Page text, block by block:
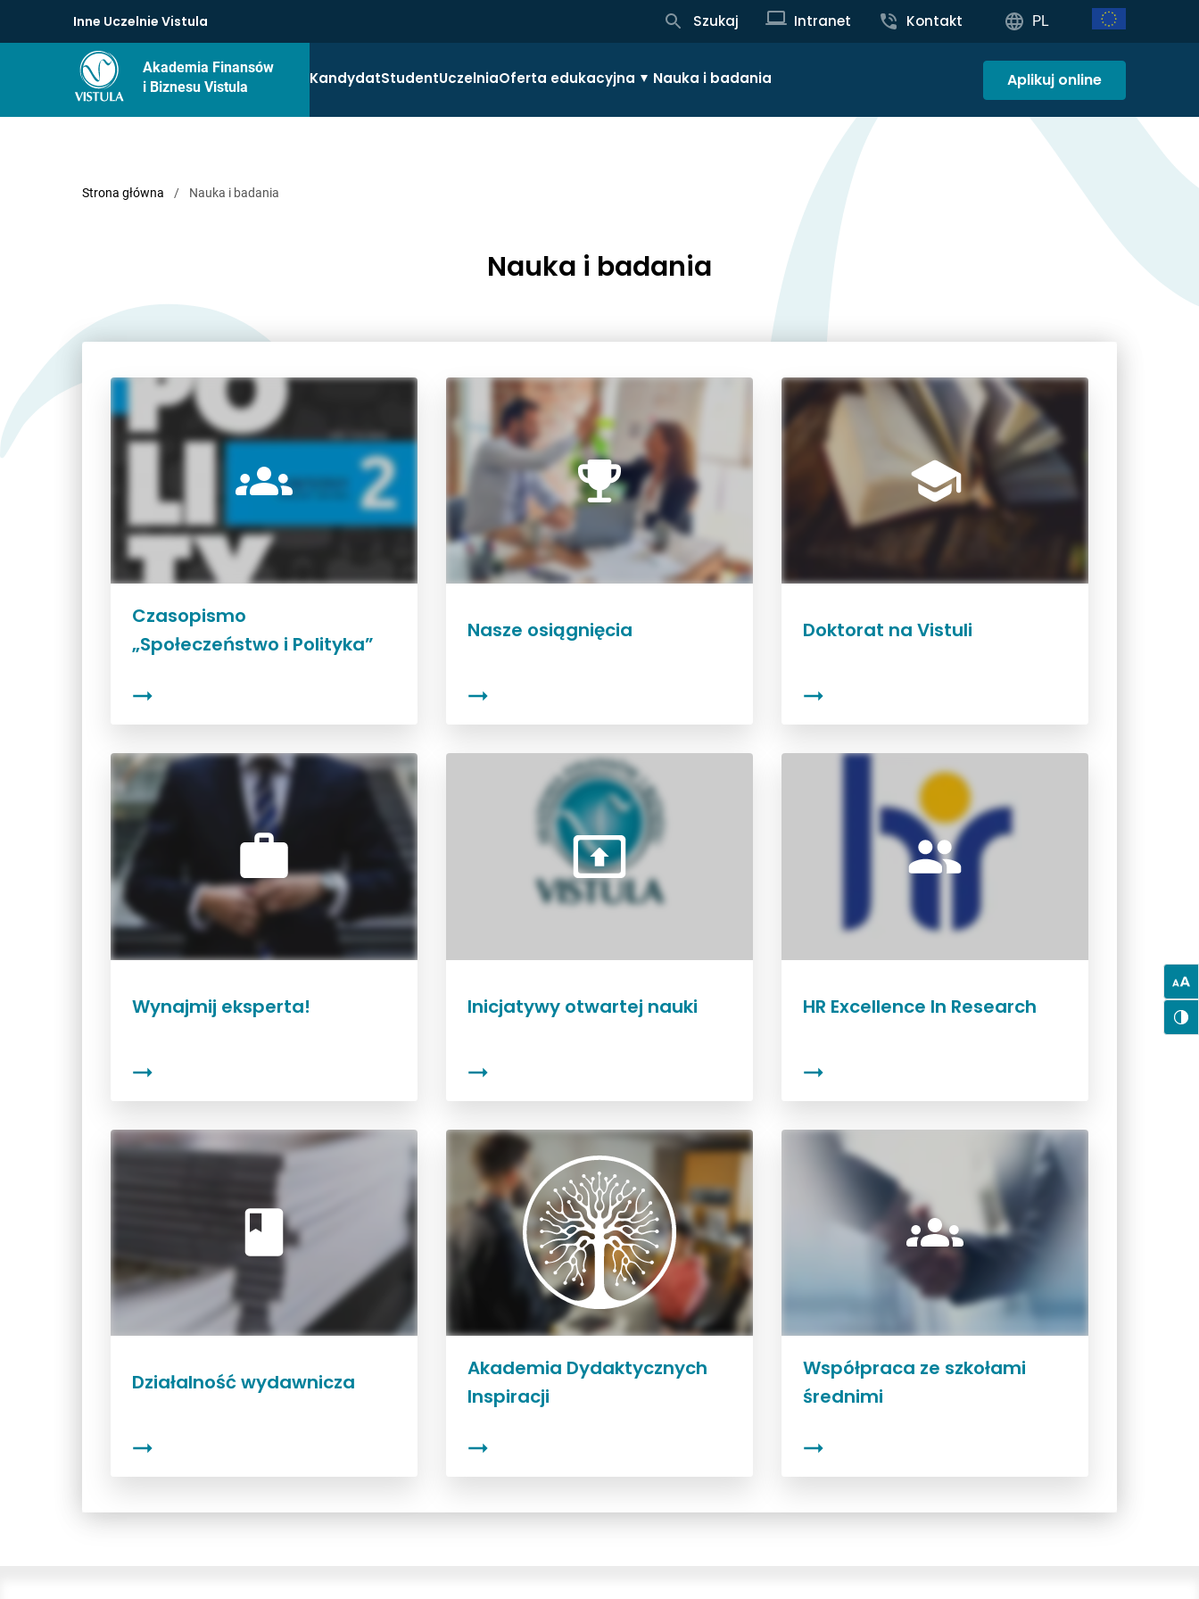
Inne Uczelnie Vistula Szukaj Intranet Kontakt PL
Akademia Finansów
i Biznesu Vistula
KandydatStudentUczelniaOferta edukacyjna Nauka i badania Aplikuj online
Strona główna / Nauka i badania
Nauka i badania
Czasopismo
„Społeczeństwo i Polityka”
Nasze osiągnięcia Doktorat na Vistuli
Wynajmij eksperta! Inicjatywy otwartej nauki HR Excellence In Research
Działalność wydawnicza
Akademia Dydaktycznych
Inspiracji
Współpraca ze szkołami
średnimi